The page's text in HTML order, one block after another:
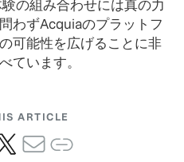
の組み合わせには真の力
わずAcquiaのプラットフ
可能性を広げることに非
ています。
ARTICLE